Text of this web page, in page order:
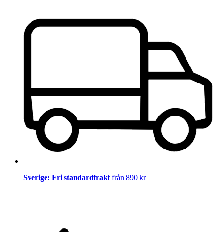
Sverige: Fri standardfrakt från 890 kr